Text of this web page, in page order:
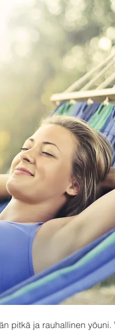
pitkä ja rauhallinen yöuni.